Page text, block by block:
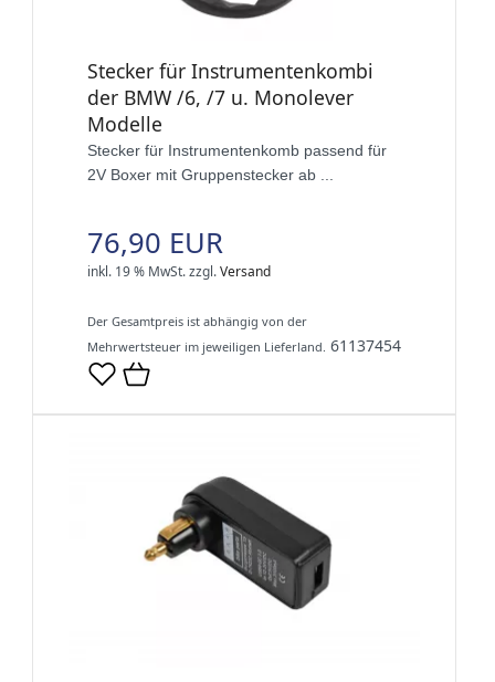
Stecker für Instrumentenkombi
der BMW /6, /7 u. Monolever
Modelle
Stecker für Instrumentenkomb passend für
2V Boxer mit Gruppenstecker ab ...
76,90 EUR
inkl. 19 % MwSt.zzgl.Versand
Der Gesamtpreis ist abhängig von der
Mehrwertsteuer im jeweiligen Lieferland. 61137454